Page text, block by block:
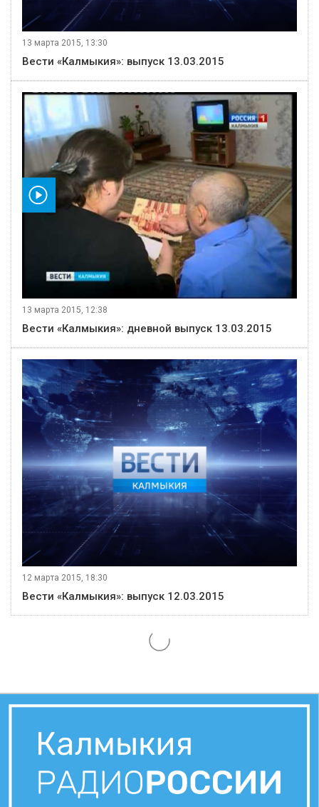
13 марта 2015, 13:30
Вести «Калмыкия»: выпуск 13.03.2015
13 марта 2015, 12:38
Вести «Калмыкия»: дневной выпуск 13.03.2015
12 марта 2015, 18:30
Вести «Калмыкия»: выпуск 12.03.2015